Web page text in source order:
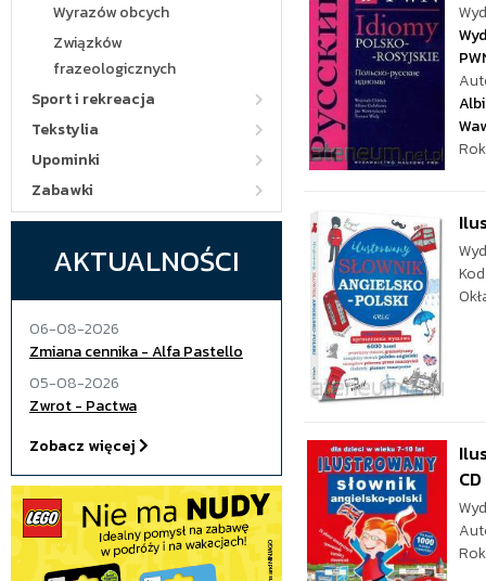
Wyrazów obcych
Związków
frazeologicznych
Sport i rekreacja
Tekstylia
Upominki
Zabawki
AKTUALNOŚCI
06-08-2026
Zmiana cennika - Alfa Pastello
05-08-2026
Zwrot - Pactwa
Zobacz więcej
CD